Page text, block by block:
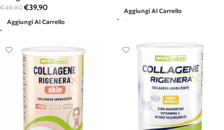
€49,90€39,90
Aggiungi Al Carrello
Aggiungi Al Carrello